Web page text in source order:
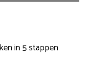
in 5 stappen